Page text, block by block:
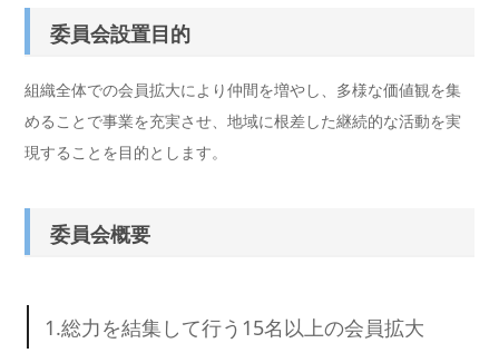
委員会設置目的
組織全体での会員拡大により仲間を増やし、多様な価値観を集
めることで事業を充実させ、地域に根差した継続的な活動を実
現することを目的とします。
委員会概要
1.総力を結集して行う15名以上の会員拡大